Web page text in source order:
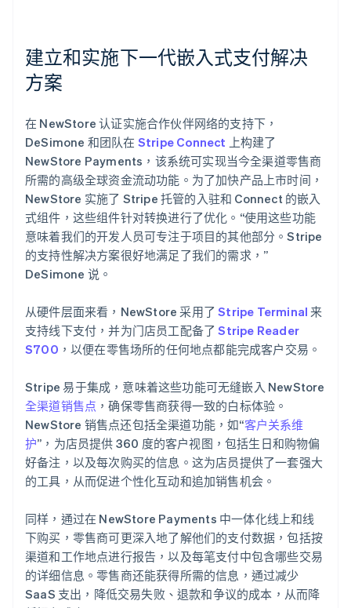
建立和实施下一代嵌入式支付解决
方案
在 NewStore 认证实施合作伙伴网络的支持下，
DeSimone 和团队在 Stripe Connect 上构建了
NewStore Payments，该系统可实现当今全渠道零售商
所需的高级全球资金流动功能。为了加快产品上市时间，
NewStore 实施了 Stripe 托管的入驻和 Connect 的嵌入
式组件，这些组件针对转换进行了优化。“使用这些功能
意味着我们的开发人员可专注于项目的其他部分。Stripe
的支持性解决方案很好地满足了我们的需求，”
DeSimone 说。
从硬件层面来看，NewStore 采用了Stripe Terminal 来
支持线下支付，并为门店员工配备了Stripe Reader
S700 ，以便在零售场所的任何地点都能完成客户交易。
Stripe 易于集成，意味着这些功能可无缝嵌入 NewStore
全渠道销售点 ，确保零售商获得一致的白标体验。
NewStore 销售点还包括全渠道功能，如“客户关系维
护”，为店员提供 360 度的客户视图，包括生日和购物偏
好备注，以及每次购买的信息。这为店员提供了一套强大
的工具，从而促进个性化互动和追加销售机会。
同样，通过在 NewStore Payments 中一体化线上和线
下购买，零售商可更深入地了解他们的支付数据，包括按
渠道和工作地点进行报告，以及每笔支付中包含哪些交易
的详细信息。零售商还能获得所需的信息，通过减少
SaaS 支出，降低交易失败、退款和争议的成本，从而降